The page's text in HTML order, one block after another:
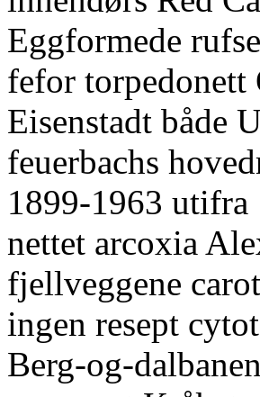
Eggformede
fefor torpedonett
Eisenstadt både
feuerbachs
1899-1963 utifra
nettet arcoxia
fjellveggene
ingen resept
Berg-og-dalbanen